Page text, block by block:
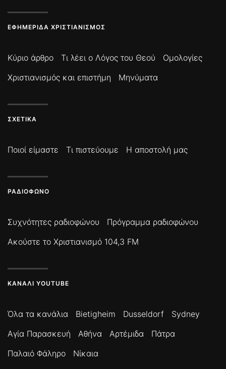
ΕΦΗΜΕΡΊΔΑ ΧΡΙΣΤΙΑΝΙΣΜΌΣ
Κύριο άρθρο Τι λέει ο Λόγος του Θεού
Ομολογίες
Χριστιανισμός και επιστήμη
Μηνύματα
ΣΧΕΤΙΚΆ
Ποιοί είμαστε Τι πιστεύουμε Η αποστολή μας
ΡΑΔΙΌΦΩΝΟ
Συχνότητες ραδιοφώνου
Πρόγραμμα ραδιοφώνου
Ακούστε το Χριστιανισμό 104,3 FM
ΚΑΝΆΛΙ YOUTUBE
Όλα τα κανάλια Bietigheim Dusseldorf
Sydney
Αγία Παρασκευή
Αθήνα Αρτέμιδα
Πάτρα
Παλαιό Φάληρο
Νίκαια